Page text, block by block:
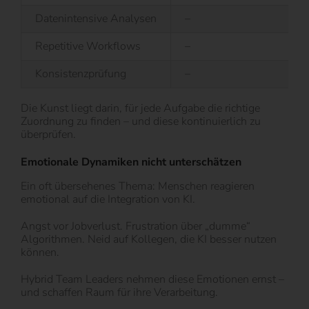
Datenintensive Analysen
Repetitive Workflows
Konsistenzprüfung
Die Kunst liegt darin, für jede Aufgabe die richtige
Zuordnung zu finden – und diese kontinuierlich zu
überprüfen.
Emotionale Dynamiken nicht unterschätzen
Ein oft übersehenes Thema: Menschen reagieren
emotional auf die Integration von KI.
Angst vor Jobverlust. Frustration über „dumme“
Algorithmen. Neid auf Kollegen, die KI besser nutzen
können.
Hybrid Team Leaders nehmen diese Emotionen ernst –
und schaffen Raum für ihre Verarbeitung.